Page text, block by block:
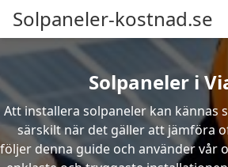
Solpaneler-kostnad.se
Solpaneler i
Att installera solpaneler kan kännas
särskilt när det gäller att jämföra
följer denna guide och använder vår